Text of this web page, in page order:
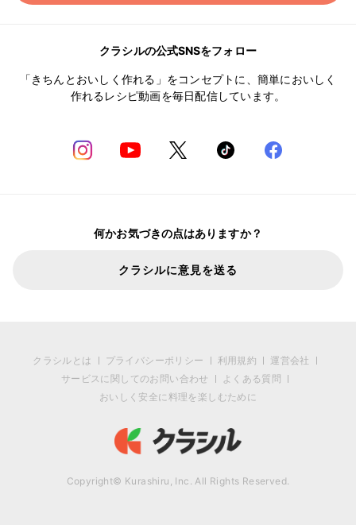
クラシルの公式SNSをフォロー
「きちんとおいしく作れる」をコンセプトに、簡単においしく
作れるレシピ動画を毎日配信しています。
何かお気づきの点はありますか？
クラシルに意見を送る
クラシルとは プライバシーポリシー 利用規約
運営会社
サービスに関してのお問い合わせ
よくある質問
おいしく安全に料理を楽しむために
Copyright© Kurashiru, Inc. All Rights Reserved.